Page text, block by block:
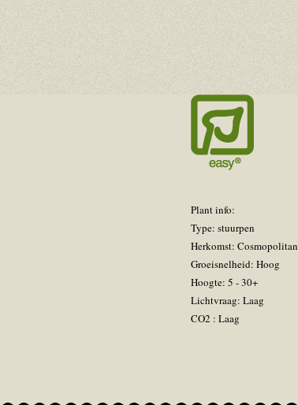
Plant info:
Type: stuurpen
Herkomst: Cosmopolitan
Groeisnelheid: Hoog
Hoogte: 5 - 30+
Lichtvraag: Laag
CO2 : Laag